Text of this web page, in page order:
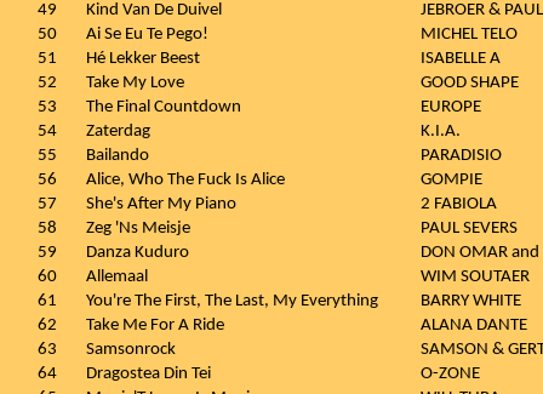
49
Kind Van De Duivel
JEBROER &
50
Ai Se Eu Te Pego!
MICHEL TELO
51
Hé Lekker Beest
ISABELLE A
52
Take My Love
GOOD SHAPE
53
The Final Countdown
EUROPE
54
Zaterdag
K.I.A.
55
Bailando
PARADISIO
56
Alice, Who The Fuck Is Alice
GOMPIE
57
She's After My Piano
2 FABIOLA
58
Zeg 'Ns Meisje
PAUL SEVERS
59
Danza Kuduro
DON OMAR and
60
Allemaal
WIM SOUTAER
61
You're The First, The Last, My Everything
BARRY WHITE
62
Take Me For A Ride
ALANA DANTE
63
Samsonrock
SAMSON &
64
Dragostea Din Tei
O-ZONE